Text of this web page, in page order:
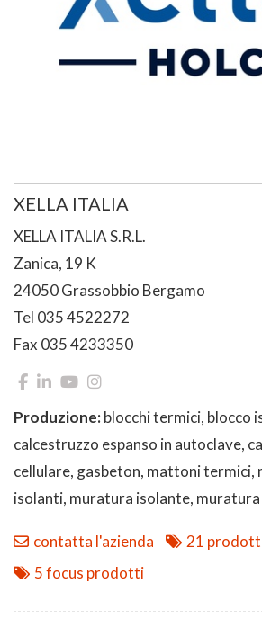
XELLA ITALIA
XELLA ITALIA S.R.L.
Zanica, 19 K
24050 Grassobbio Bergamo
Tel 035 4522272
Fax 035 4233350
Produzione:blocchi termici, blocco
calcestruzzo espanso in autoclave,
cellulare, gasbeton, mattoni termici,
isolanti, muratura isolante,
contatta l'azienda
21
5 focus prodotti